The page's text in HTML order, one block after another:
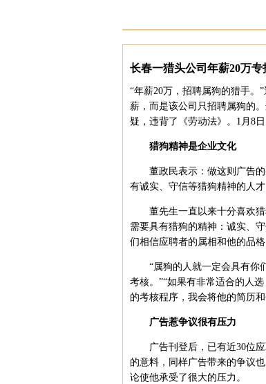
长春一猎头公司年薪20万
“年薪20万，招聘属狗的猎手。
薪，而是该公司只招聘属狗的
疑，违背了《劳动法》。1月8
猎狗精神是企业文化
董政民表示：做这则广告的
有诚实、守信等猎狗精神的人才
董先生一直以来十分喜欢猎
需要具有猎狗的精神：诚实、
们相信应聘者的属相和他的品
“属狗的人就一定会具有你们
考核。”“如果有非常适合的人
的考核程序，我会将他的简历
广告惹争议很有压力
广告刊登后，已有近30位应
的意料，同样广告带来的争议
论使他承受了很大的压力。